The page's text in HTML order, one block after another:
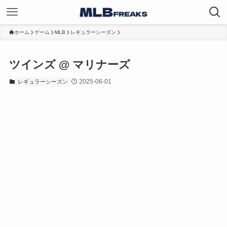
ホーム ゲーム MLB レギュラーシーズン
ツインズ @ マリナーズ
レギュラーシーズン 2025-06-01